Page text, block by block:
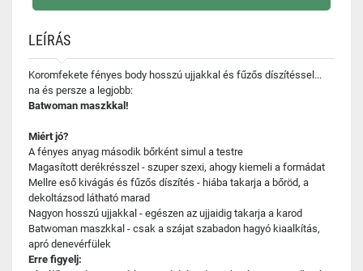
LEÍRÁS
Koromfekete fényes body hosszú ujjakkal és fűzős díszítéssel...
na és persze a legjobb:
Batwoman maszkkal!
Miért jó?
A fényes anyag második bőrként simul a testre
Magasított derékrésszel - szuper szexi, ahogy kiemeli a formádat
Mellre eső kivágás és fűzős díszítés - hiába takarja a bőröd, a
dekoltázsod látható marad
Nagyon hosszú ujjakkal - egészen az ujjaidig takarja a karod
Batwoman maszkkal - csak a szájat szabadon hagyó kiaalkítás,
apró denevérfülek
Erre figyelj: